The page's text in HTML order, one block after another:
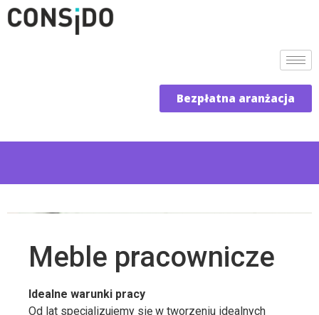
Bezpłatna aranżacja
Meble pracownicze
Idealne warunki pracy
Od lat specjalizujemy się w tworzeniu idealnych